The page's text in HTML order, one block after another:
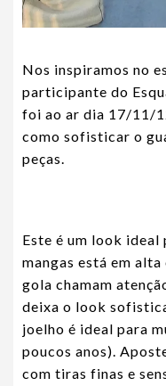
Nos inspiramos no
participante do
foi ao ar dia 17/11/
como sofisticar o
peças.
Este é um look ideal
mangas está em
gola chamam
deixa o look
joelho é ideal para
poucos anos).
com tiras finas e